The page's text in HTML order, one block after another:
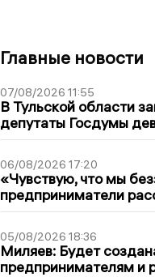
Главные новости
07/08/2026 11:55
В Тульской области
депутаты Госдумы
06/08/2026 17:20
«Чувствую, что мы
предприниматели
05/08/2026 18:36
Миляев: Будет
предпринимателям и